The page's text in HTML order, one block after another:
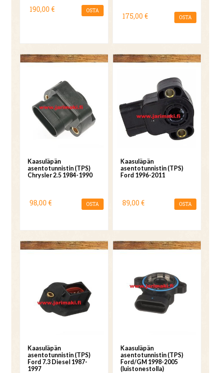
190,00 € OSTA
175,00 € OSTA
Kaasuläpän
asentotunnistin (TPS)
Chrysler 2.5 1984-1990
98,00 € OSTA
Kaasuläpän
asentotunnistin (TPS)
Ford 1996-2011
89,00 € OSTA
Kaasuläpän
asentotunnistin (TPS)
Ford 7.3 Diesel 1987-
1997
Kaasuläpän
asentotunnistin (TPS)
Ford/GM 1998-2005
(luistonestolla)